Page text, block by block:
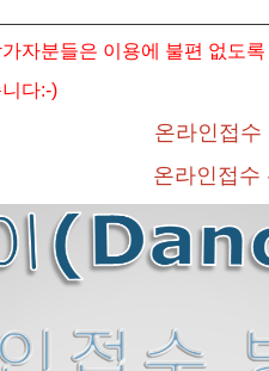
연대회 관련 질문사
자분들은 이용에 불편 없도록
다:-)
온라인접수
온라인접
치북5
치북5